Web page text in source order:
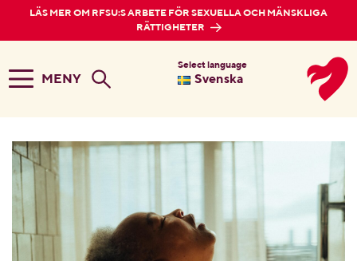
LÄS MER OM RFSU:S ARBETE FÖR SEXUELLA OCH MÄNSKLIGA
RÄTTIGHETER
MENY
Select language
Svenska